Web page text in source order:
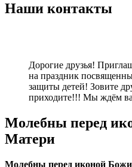
Наши контакты
Дорогие друзья!
на праздник
защиты детей! Зовите
приходите!!! Мы ждём
Молебны перед
Матери
Молебны перед иконой